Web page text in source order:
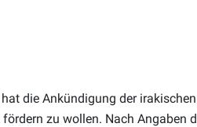
hat die Ankündigung der
zu wollen. Nach Angaben